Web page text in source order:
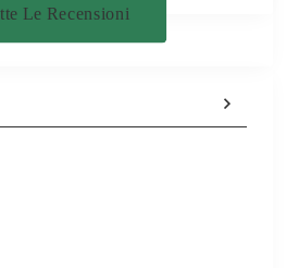
Le Recensioni